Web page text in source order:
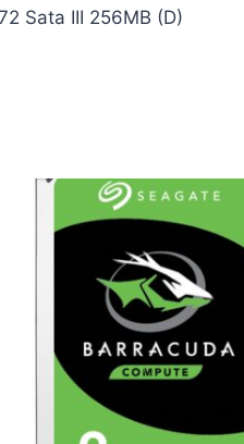
Sata III 256MB (D)